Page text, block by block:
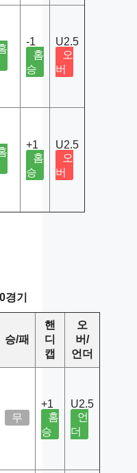
-1
홈
승
U2.5
오
버
+1
홈
승
U2.5
오
버
경기
승/패
핸
디
캡
오
버/
언더
무
+1
홈
승
U2.5
언
더